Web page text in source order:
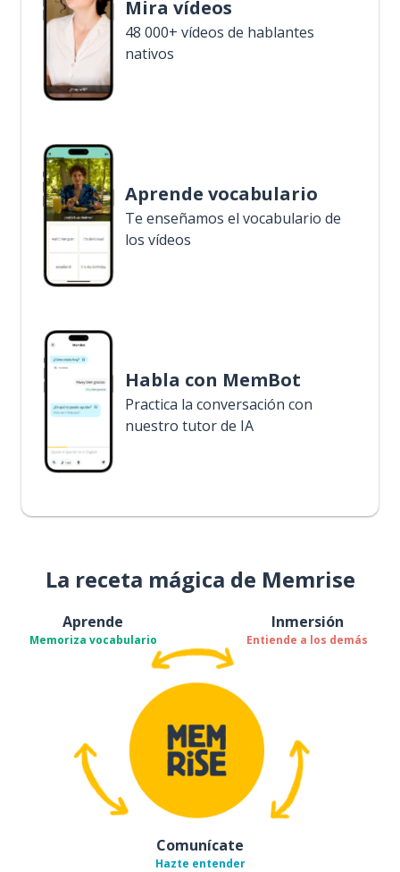
Mira vídeos
48 000+ vídeos de hablantes
nativos
Aprende vocabulario
Te enseñamos el vocabulario de
los vídeos
Habla con MemBot
Practica la conversación con
nuestro tutor de IA
La receta mágica de Memrise
Aprende
Memoriza vocabulario
Inmersión
Entiende a los demás
Comunícate
Hazte entender